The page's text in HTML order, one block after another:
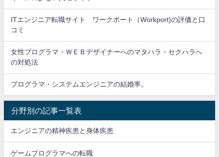
ITエンジニア転職サイト ワークポート（Workport)の評価と口
コミ
女性プログラマ・ＷＥＢデザイナーへのマタハラ・セクハラへ
の対処法
プログラマ・システムエンジニアの結婚率。
分野別の記事一覧表
エンジニアの精神疾患と身体疾患
ゲームプログラマへの転職